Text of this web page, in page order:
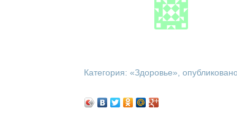
Категория: «Здоровье»,